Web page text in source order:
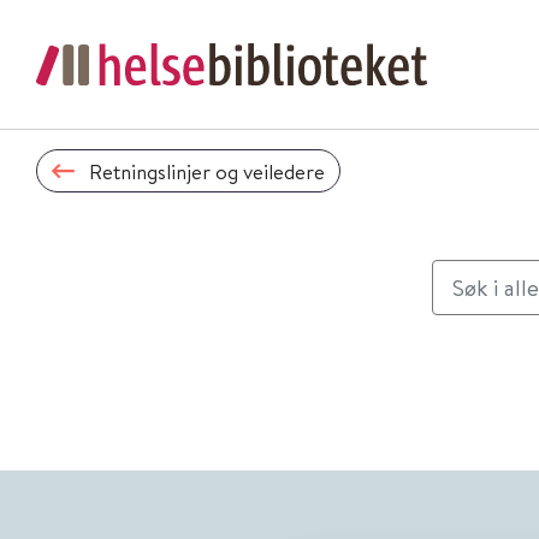
Retningslinjer og veiledere